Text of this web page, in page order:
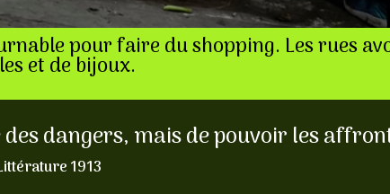
pour faire du shopping. Les rues
et de bijoux.
des dangers, mais de pouvoir les
1913